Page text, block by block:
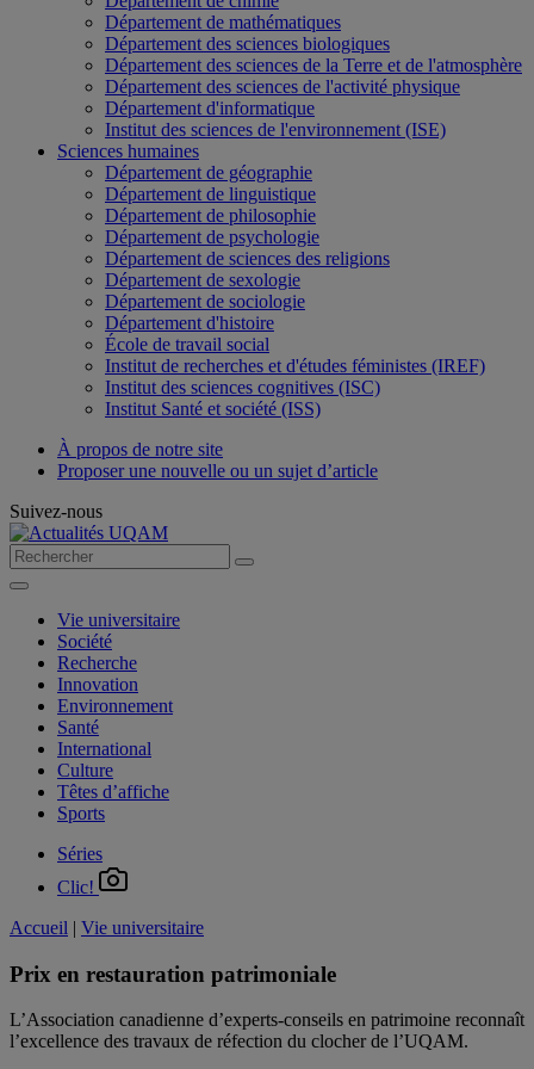
Département de mathématiques
Département des sciences biologiques
Département des sciences de la Terre et de l'atmosphère
Département des sciences de l'activité physique
Département d'informatique
Institut des sciences de l'environnement (ISE)
Sciences humaines
Département de géographie
Département de linguistique
Département de philosophie
Département de psychologie
Département de sciences des religions
Département de sexologie
Département de sociologie
Département d'histoire
École de travail social
Institut de recherches et d'études féministes (IREF)
Institut des sciences cognitives (ISC)
Institut Santé et société (ISS)
À propos de notre site
Proposer une nouvelle ou un sujet d’article
Suivez-nous
Vie universitaire
Société
Recherche
Innovation
Environnement
Santé
International
Culture
Têtes d’affiche
Sports
Séries
Clic!
Accueil | Vie universitaire
Prix en restauration patrimoniale
L’Association canadienne d’experts-conseils en patrimoine reconnaît
l’excellence des travaux de réfection du clocher de l’UQAM.